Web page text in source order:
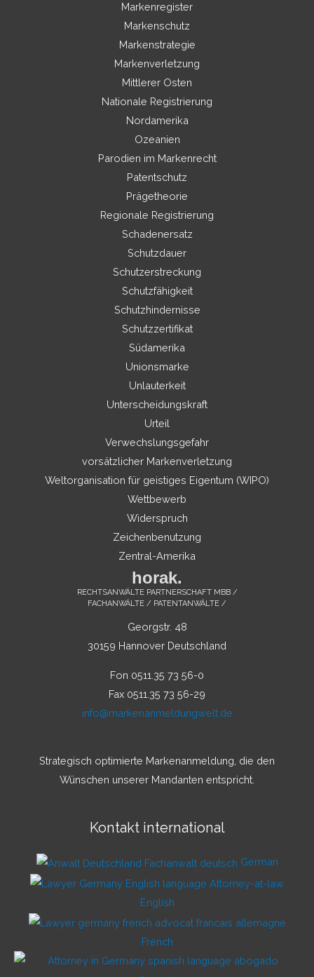
Markenregister
Markenschutz
Markenstrategie
Markenverletzung
Mittlerer Osten
Nationale Registrierung
Nordamerika
Ozeanien
Parodien im Markenrecht
Patentschutz
Prägetheorie
Regionale Registrierung
Schadenersatz
Schutzdauer
Schutzerstreckung
Schutzfähigkeit
Schutzhindernisse
Schutzzertifikat
Südamerika
Unionsmarke
Unlauterkeit
Unterscheidungskraft
Urteil
Verwechslungsgefahr
vorsätzlicher Markenverletzung
Weltorganisation für geistiges Eigentum (WIPO)
Wettbewerb
Widerspruch
Zeichenbenutzung
Zentral-Amerika
horak.
RECHTSANWÄLTE PARTNERSCHAFT MBB /
FACHANWÄLTE / PATENTANWÄLTE /
Georgstr. 48
30159 Hannover Deutschland
Fon 0511.35 73 56-0
Fax 0511.35 73 56-29
info@markenanmeldungwelt.de
Strategisch optimierte Markenanmeldung, die den
Wünschen unserer Mandanten entspricht.
Kontakt international
German
English
French